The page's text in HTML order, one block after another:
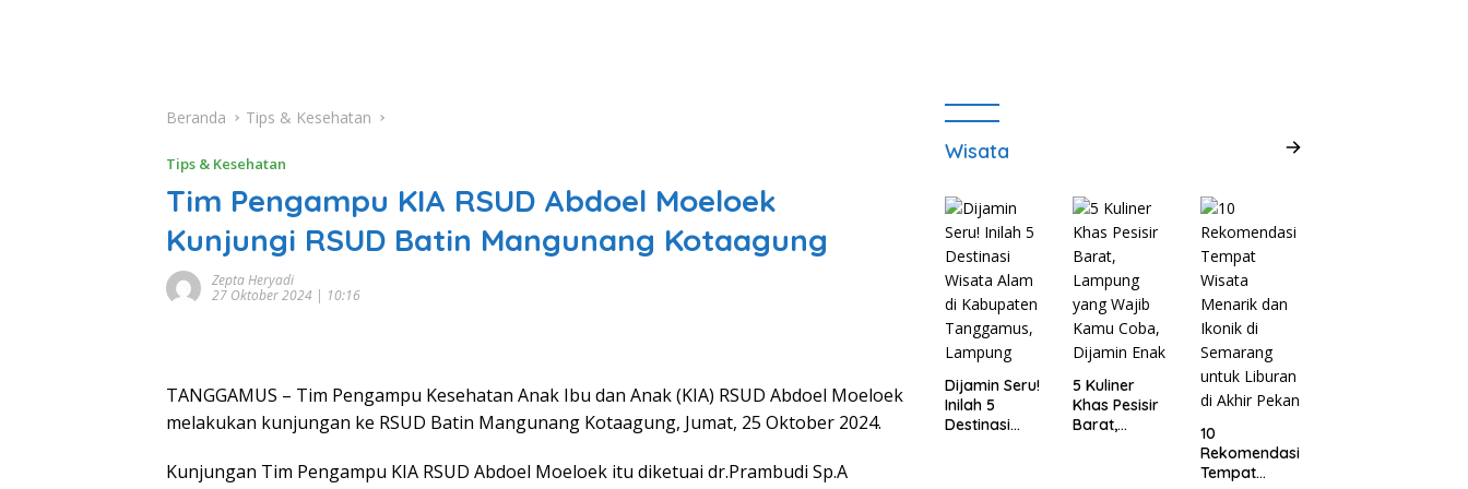
Beranda Tips & Kesehatan
Tips & Kesehatan
Tim Pengampu KIA RSUD Abdoel Moeloek
Kunjungi RSUD Batin Mangunang Kotaagung
Zepta Heryadi
27 Oktober 2024 | 10:16
TANGGAMUS – Tim Pengampu Kesehatan Anak Ibu dan Anak (KIA) RSUD Abdoel Moeloek
melakukan kunjungan ke RSUD Batin Mangunang Kotaagung, Jumat, 25 Oktober 2024.
Kunjungan Tim Pengampu KIA RSUD Abdoel Moeloek itu diketuai dr.Prambudi Sp.A
Wisata
Dijamin Seru!
Inilah 5
Destinasi
5 Kuliner
Khas Pesisir
Barat,
10
Rekomendasi
Tempat